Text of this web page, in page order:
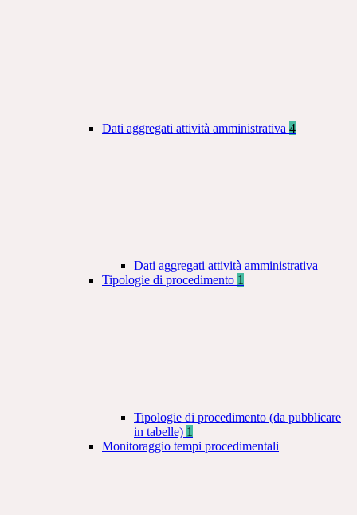
Dati aggregati attività amministrativa 4
Dati aggregati attività amministrativa
Tipologie di procedimento 1
Tipologie di procedimento (da pubblicare
in tabelle) 1
Monitoraggio tempi procedimentali